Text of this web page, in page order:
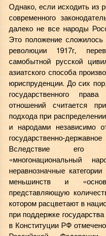
Однако, если исходить из
современного
далеко не все народы
Это положение
революции 1917г,
самобытной русской
азиатского способа
юриспруденции. До сих
государственного
отношений считается
подхода при
и народами независимо
государственно-
Вследствие его
«многонациональный
неравнозначные
меньшинств и
представляющую
котором расцветают в
при поддержке
в Конституции РФ